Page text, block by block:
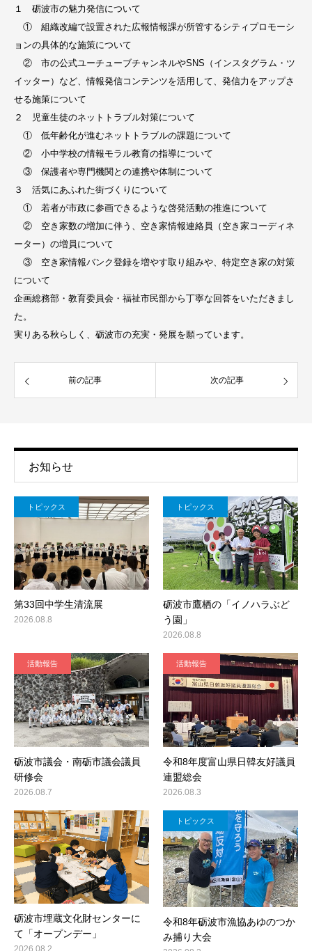
１ 砺波市の魅力発信について
① 組織改編で設置された広報情報課が所管するシティプロモーシ
ョンの具体的な施策について
② 市の公式ユーチューブチャンネルやSNS（インスタグラム・ツ
イッター）など、情報発信コンテンツを活用して、発信力をアップさ
せる施策について
２ 児童生徒のネットトラブル対策について
① 低年齢化が進むネットトラブルの課題について
② 小中学校の情報モラル教育の指導について
③ 保護者や専門機関との連携や体制について
３ 活気にあふれた街づくりについて
① 若者が市政に参画できるような啓発活動の推進について
② 空き家数の増加に伴う、空き家情報連絡員（空き家コーディネ
ーター）の増員について
③ 空き家情報バンク登録を増やす取り組みや、特定空き家の対策
について
企画総務部・教育委員会・福祉市民部から丁寧な回答をいただきまし
た。
実りある秋らしく、砺波市の充実・発展を願っています。
前の記事 次の記事
お知らせ
トピックス
第33回中学生清流展
2026.08.8
トピックス
砺波市鷹栖の「イノハラぶど
う園」
2026.08.8
活動報告
砺波市議会・南砺市議会議員
研修会
2026.08.7
活動報告
令和8年度富山県日韓友好議員
連盟総会
2026.08.3
砺波市埋蔵文化財センターに
て「オープンデー」
2026.08.2
トピックス
令和8年砺波市漁協あゆのつか
み捕り大会